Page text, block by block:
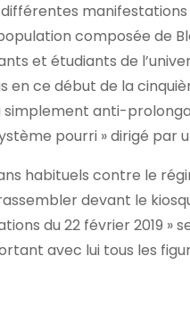
composée de
et étudiants de
ce début de la
anti-
pourri » dirigé par
habituels contre le
devant le
du 22 février 2019 »
avec lui tous les